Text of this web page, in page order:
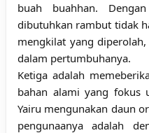
buah buahhan.
dibutuhkan rambut tidak
mengkilat yang
dalam pertumbuhanya.
Ketiga adalah
bahan alami yang fokus
Yairu mengunakan daun
pengunaanya adalah